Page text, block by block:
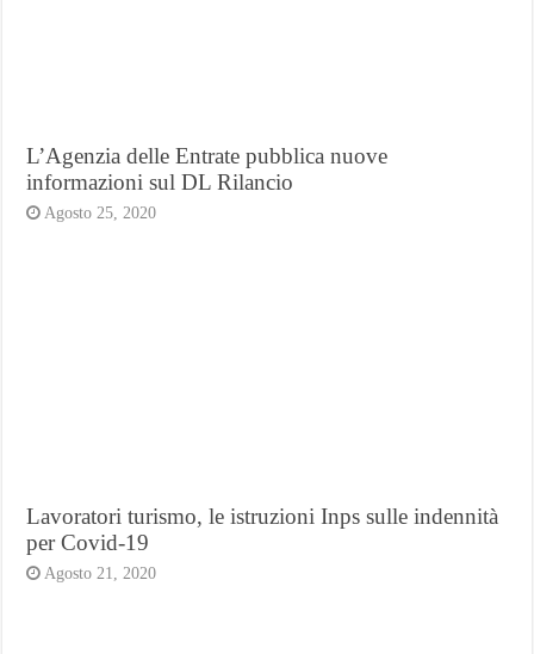
L’Agenzia delle Entrate pubblica nuove
informazioni sul DL Rilancio
Agosto 25, 2020
Lavoratori turismo, le istruzioni Inps sulle indennità
per Covid-19
Agosto 21, 2020